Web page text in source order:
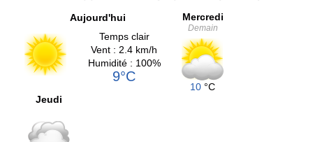
Aujourd'hui
Temps clair
Vent : 2.4 km/h
Humidité : 100%
9°C
Mercredi
Demain
10 °C
Jeudi